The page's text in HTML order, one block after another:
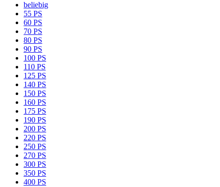
beliebig
55 PS
60 PS
70 PS
80 PS
90 PS
100 PS
110 PS
125 PS
140 PS
150 PS
160 PS
175 PS
190 PS
200 PS
220 PS
250 PS
270 PS
300 PS
350 PS
400 PS